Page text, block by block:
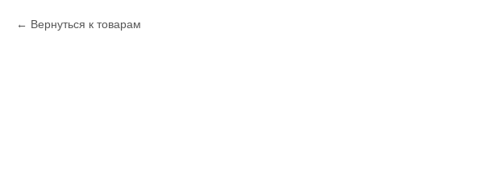
Вернуться к товарам